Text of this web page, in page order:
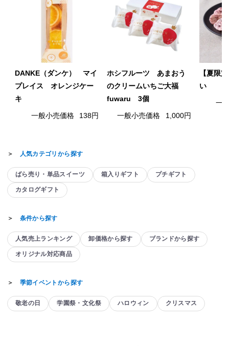
DANKE（ダンケ） マイ
プレイス オレンジケー
キ
一般小売価格 138円
ホシフルーツ あまおう
のクリームいちご大福
fuwaru 3個
一般小売価格 1,000円
【夏限
い
一
＞ 人気カテゴリから探す
ばら売り・単品スイーツ 箱入りギフト プチギフト
カタログギフト
＞ 条件から探す
人気売上ランキング 卸価格から探す ブランドから探す
オリジナル対応商品
＞ 季節イベントから探す
敬老の日 学園祭・文化祭 ハロウィン クリスマス